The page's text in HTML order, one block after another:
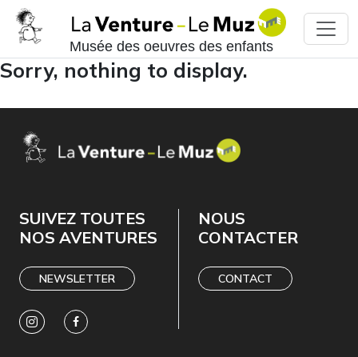
Musée des oeuvres des enfants
Sorry, nothing to display.
SUIVEZ TOUTES
NOS AVENTURES
NEWSLETTER
NOUS
CONTACTER
CONTACT